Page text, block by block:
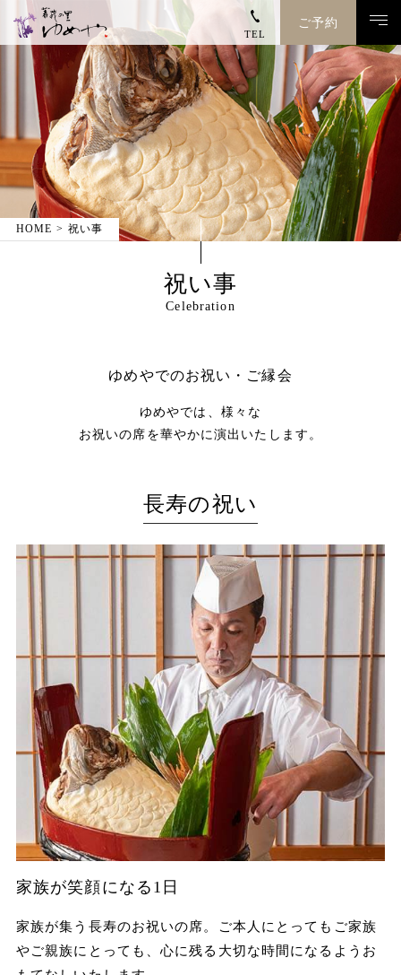
TEL
ご予約
トップページ
ゆめやのこと
客室
お祝い/ご縁会
友の会
周辺観光・アクセス
よくある質問
お問い合わせ
tel. 0256-82-5151
ご予約の確認・変更・キャンセル
会員登録
会員情報の確認・変更
ゆめやたより
プライバシーポリシー
キャンセルポリシー
HOME 祝い事
祝い事
Celebration
ゆめやでのお祝い・ご縁会
ゆめやでは、様々な
お祝いの席を華やかに演出いたします。
長寿の祝い
家族が笑顔になる1日
家族が集う長寿のお祝いの席。ご本人にとっても ご家族
やご親族にとっても、心に残る大切な時間になるよう お